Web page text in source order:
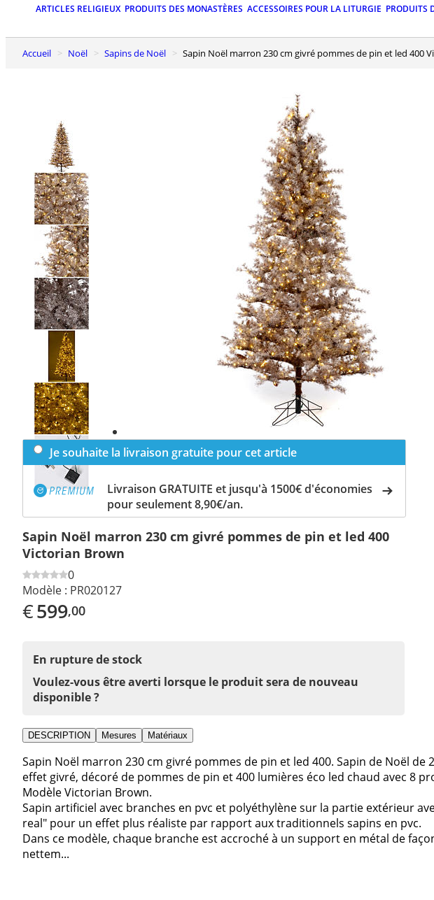
ARTICLES RELIGIEUX PRODUITS DES MONASTÈRES ACCESSOIRES POUR LA LITURGIE PRODUITS
Accueil Noël Sapins de Noël Sapin Noël marron 230 cm givré pommes de pin et led 400
Previous
slide
Next
slide
Je souhaite la livraison gratuite pour cet article
Livraison GRATUITE et jusqu'à 1500€ d'économies
pour seulement 8,90€/an.
Sapin Noël marron 230 cm givré pommes de pin et led 400
Victorian Brown
0
Modèle : PR020127
€599,00
En rupture de stock
Voulez-vous être averti lorsque le produit sera de nouveau
disponible ?
DESCRIPTION Mesures Matériaux
Sapin Noël marron 230 cm givré pommes de pin et led 400. Sapin de Noël de
effet givré, décoré de pommes de pin et 400 lumières éco led chaud avec 8
Modèle Victorian Brown.
Sapin artificiel avec branches en pvc et polyéthylène sur la partie extérieur
real" pour un effet plus réaliste par rapport aux traditionnels sapins en pvc.
Dans ce modèle, chaque branche est accroché à un support en métal de
nettem...